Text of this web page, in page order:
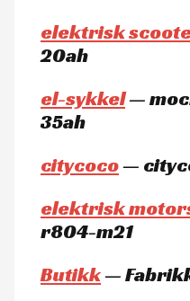
elektrisk
20ah
el-sykkel—
35ah
citycoco—
elektrisk
r804-m21
Butikk—